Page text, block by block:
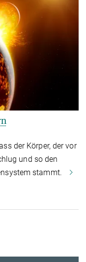
der Körper, der vor
und so den
stammt.